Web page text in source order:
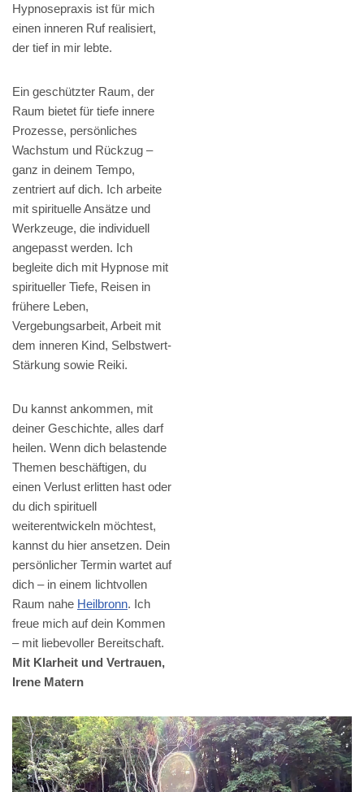
Hypnosepraxis ist für mich
einen inneren Ruf realisiert,
der tief in mir lebte.
Ein geschützter Raum, der
Raum bietet für tiefe innere
Prozesse, persönliches
Wachstum und Rückzug –
ganz in deinem Tempo,
zentriert auf dich. Ich arbeite
mit spirituelle Ansätze und
Werkzeuge, die individuell
angepasst werden. Ich
begleite dich mit Hypnose mit
spiritueller Tiefe, Reisen in
frühere Leben,
Vergebungsarbeit, Arbeit mit
dem inneren Kind, Selbstwert-
Stärkung sowie Reiki.
Du kannst ankommen, mit
deiner Geschichte, alles darf
heilen. Wenn dich belastende
Themen beschäftigen, du
einen Verlust erlitten hast oder
du dich spirituell
weiterentwickeln möchtest,
kannst du hier ansetzen. Dein
persönlicher Termin wartet auf
dich – in einem lichtvollen
Raum nahe Heilbronn. Ich
freue mich auf dein Kommen
– mit liebevoller Bereitschaft.
Mit Klarheit und Vertrauen,
Irene Matern